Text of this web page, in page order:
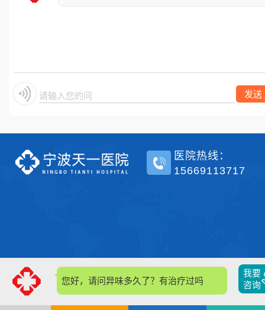
请输入您的问题 发送
您好，请问异味多久了？有治疗过吗？
我要
咨询
医院热线：
15669113717